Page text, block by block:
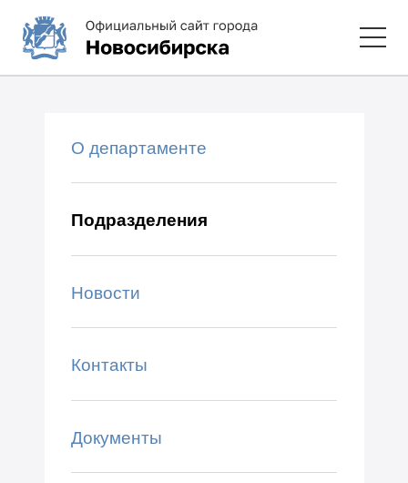
О департаменте
Подразделения
Новости
Контакты
Документы